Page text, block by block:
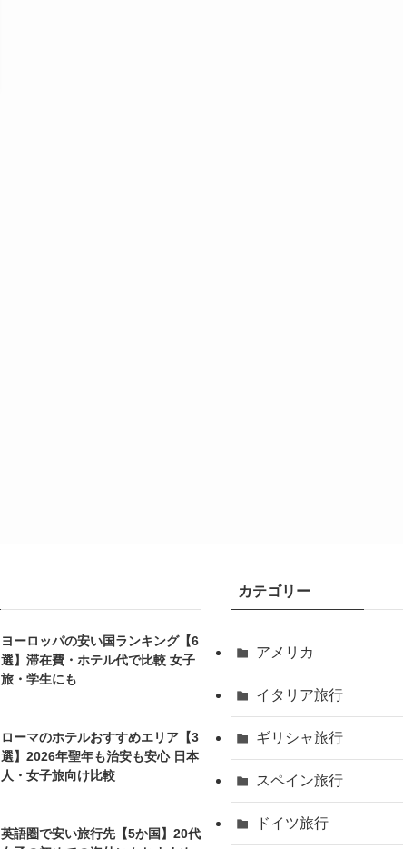
ヨーロッパの安い国ランキング【6
選】滞在費・ホテル代で比較 女子
旅・学生にも
ローマのホテルおすすめエリア【3
選】2026年聖年も治安も安心 日本
人・女子旅向け比較
英語圏で安い旅行先【5か国】20代
カテゴリー
アメリカ
イタリア旅行
ギリシャ旅行
スペイン旅行
ドイツ旅行